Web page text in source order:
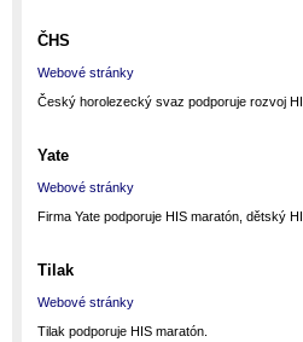
ČHS
Webové stránky
Český horolezecký svaz podporuje rozvoj
Yate
Webové stránky
Firma Yate podporuje HIS maratón, dětský
Tilak
Webové stránky
Tilak podporuje HIS maratón.